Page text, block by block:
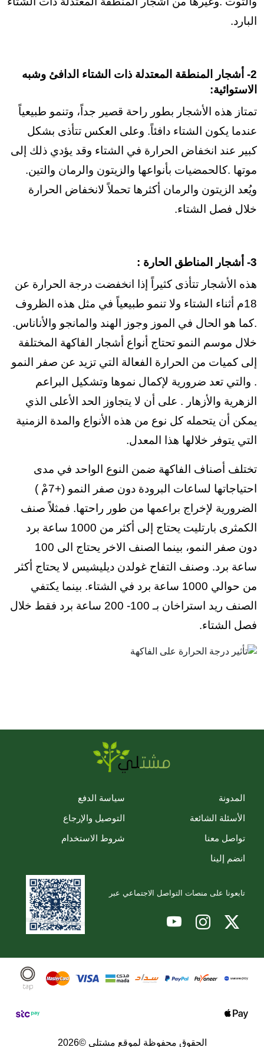
البارد.
2- أشجار المنطقة المعتدلة ذات الشتاء الدافئ وشبه
الاستوائية:
تمتاز هذه الأشجار بطور راحة قصير جداً، وتنمو طبيعياً
عندما يكون الشتاء دافئاً. وعلى العكس تتأذى بشكل
كبير عند انخفاض الحرارة في الشتاء وقد يؤدي ذلك إلى
موتها .كالحمضيات بأنواعها والزيتون والرمان والتين.
ويُعد الزيتون والرمان أكثرها تحملاً لانخفاض الحرارة
خلال فصل الشتاء.
3- أشجار المناطق الحارة :
هذه الأشجار تتأذى كثيراً إذا انخفضت درجة الحرارة عن
18م أثناء الشتاء ولا تنمو طبيعياً في مثل هذه الظروف
.كما هو الحال في الموز وجوز الهند والمانجو والأناناس.
خلال موسم النمو تحتاج أنواع أشجار الفاكهة المختلفة
إلى كميات من الحرارة الفعالة التي تزيد عن صفر النمو
. والتي تعد ضرورية لإكمال نموها وتشكيل البراعم
الزهرية والأزهار . على أن لا يتجاوز الحد الأعلى الذي
يمكن أن يتحمله كل نوع من هذه الأنواع والمدة الزمنية
التي يتوفر خلالها هذا المعدل.
تختلف أصناف الفاكهة ضمن النوع الواحد في مدى
احتياجاتها لساعات البرودة دون صفر النمو (+7مْ )
الضرورية لإخراج براعمها من طور راحتها. فمثلاً صنف
الكمثرى بارتليت يحتاج إلى أكثر من 1000 ساعة برد
دون صفر النمو، بينما الصنف الاخر يحتاج الى 100
ساعة برد. وصنف التفاح غولدن ديليشيس لا يحتاج أكثر
من حوالي 1000 ساعة برد في الشتاء. بينما يكتفي
الصنف ريد استراخان بـ 100- 200 ساعة برد فقط خلال
فصل الشتاء.
المدونة
الأسئلة الشائعة
تواصل معنا
انضم إلينا
سياسة الدفع
التوصيل والإرجاع
شروط الاستخدام
تابعونا على منصات التواصل الاجتماعي عبر
الحقوق محفوظة لموقع مشتلي ©2026